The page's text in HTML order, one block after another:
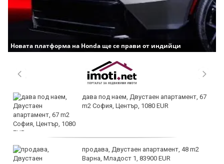
Новата платформа на Honda ще се прави от индийци
дава под наем, Двустаен апартамент, 67
m2 София, Център, 1080 EUR
продава, Двустаен апартамент, 48 m2
Варна, Младост 1, 83900 EUR